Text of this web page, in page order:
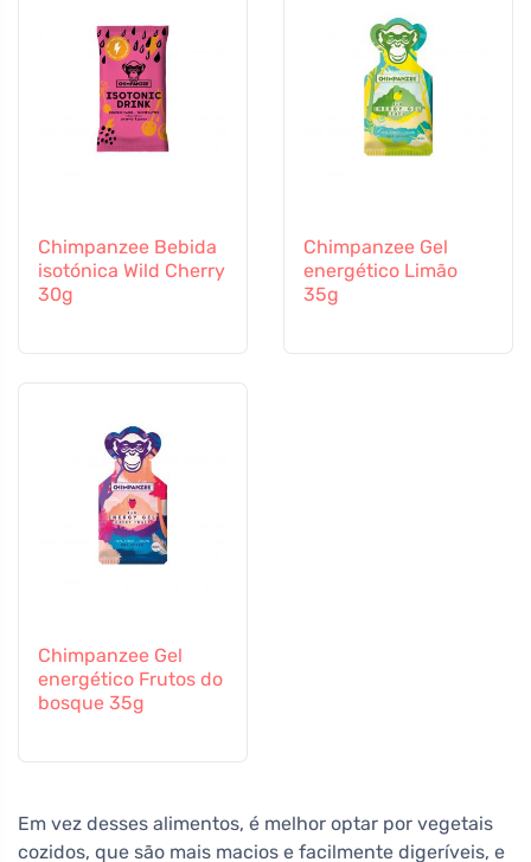
Chimpanzee Bebida
isotónica Wild Cherry
30g
Chimpanzee Gel
energético Limão
35g
Chimpanzee Gel
energético Frutos do
bosque 35g
Em vez desses alimentos, é melhor optar por vegetais
cozidos, que são mais macios e facilmente digeríveis, e